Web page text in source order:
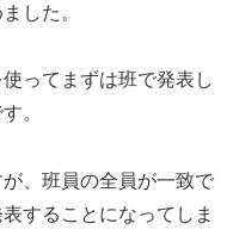
した。
ってまずは班で発表し
。
、班員の全員が一致で
することになってしま